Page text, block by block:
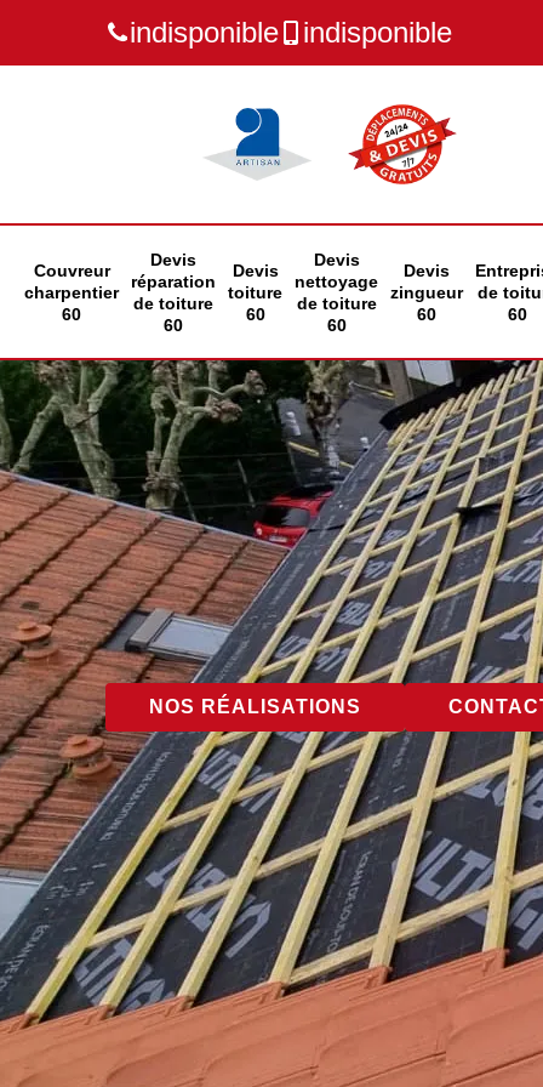
indisponible indisponible
Couvreur
charpentier
60
Devis
réparation
de toiture
60
Devis
toiture
60
Devis
nettoyage
de toiture
60
Devis
zingueur
60
de
60
NOS RÉALISATIONS